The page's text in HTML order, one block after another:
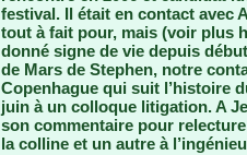
festival. Il était en contact avec
tout à fait pour, mais (voir plus
donné signe de vie depuis
de Mars de Stephen, notre
Copenhague qui suit l’histoire
juin à un colloque litigation. A
son commentaire pour
la colline et un autre à